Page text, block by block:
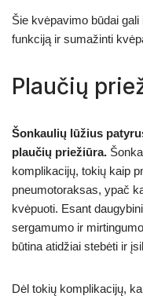
Šie kvėpavimo būdai
funkciją ir sumažinti
Plaučių
Šonkaulių lūžius
plaučių priežiūra.
komplikacijų, tokių kaip
pneumotoraksas, ypač
kvėpuoti. Esant
sergamumo ir
būtina atidžiai stebėti ir
Dėl tokių komplikacijų,